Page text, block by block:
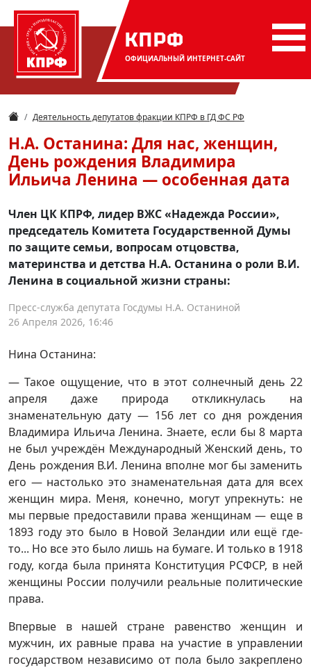
КПРФ
ОФИЦИАЛЬНЫЙ ИНТЕРНЕТ-САЙТ
Деятельность депутатов фракции КПРФ в ГД ФС РФ
Н.А. Останина: Для нас, женщин,
День рождения Владимира
Ильича Ленина — особенная дата
Член ЦК КПРФ, лидер ВЖС «Надежда России»,
председатель Комитета Государственной Думы
по защите семьи, вопросам отцовства,
материнства и детства Н.А. Останина о роли В.И.
Ленина в социальной жизни страны:
Пресс-служба депутата Госдумы Н.А. Останиной
26 Апреля 2026, 16:46
Нина Останина:
— Такое ощущение, что в этот солнечный день 22
апреля даже природа откликнулась на
знаменательную дату — 156 лет со дня рождения
Владимира Ильича Ленина. Знаете, если бы 8 марта
не был учреждён Международный Женский день, то
День рождения В.И. Ленина вполне мог бы заменить
его — настолько это знаменательная дата для всех
женщин мира. Меня, конечно, могут упрекнуть: не
мы первые предоставили права женщинам — еще в
1893 году это было в Новой Зеландии или ещё где-
то... Но все это было лишь на бумаге. И только в 1918
году, когда была принята Конституция РСФСР, в ней
женщины России получили реальные политические
права.
Впервые в нашей стране равенство женщин и
мужчин, их равные права на участие в управлении
государством независимо от пола было закреплено